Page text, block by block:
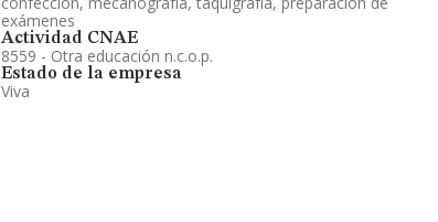
exámenes
Actividad CNAE
8559 - Otra educación n.c.o.p.
Estado de la empresa
Viva